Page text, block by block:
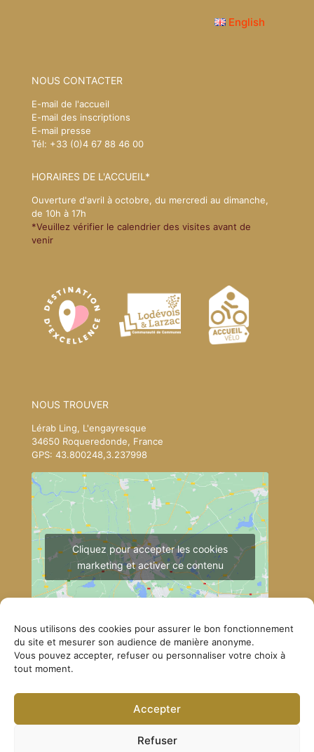
Nous utilisons des cookies pour assurer le bon fonctionnement
du site et mesurer son audience de manière anonyme.
Vous pouvez accepter, refuser ou personnaliser votre choix à
tout moment.
Accepter
Refuser
English
NOUS CONTACTER
E-mail de l'accueil
E-mail des inscriptions
E-mail presse
Tél: +33 (0)4 67 88 46 00
HORAIRES DE L'ACCUEIL*
Ouverture d'avril à octobre, du mercredi au dimanche,
de 10h à 17h
*Veuillez vérifier le calendrier des visites avant de
venir
NOUS TROUVER
Lérab Ling, L'engayresque
34650 Roqueredonde, France
GPS: 43.800248,3.237998
Cliquez pour accepter les cookies
marketing et activer ce contenu
© Lerab Ling – Site officiel. Tous droits réservés ·
Politique de confidentialité·Mentions légales